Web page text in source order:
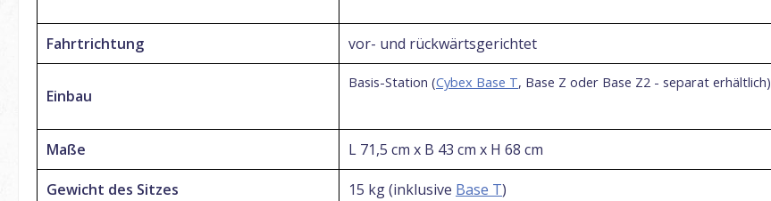
Fahrtrichtung vor- und rückwärtsgerichtet
Einbau
Basis-Station (Cybex Base T, Base Z oder Base Z2 - separat erhältlich)
Maße L 71,5 cm x B 43 cm x H 68 cm
Gewicht des Sitzes 15 kg (inklusive Base T)